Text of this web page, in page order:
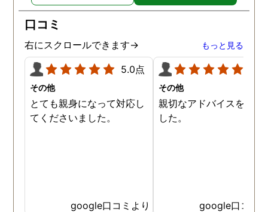
口コミ
右にスクロールできます→ もっと見る
5.0点
その他
とても親身になって対応し
てくださいました。
google口コミより
その他
親切なアドバイスを頂き
した。
google口コミ